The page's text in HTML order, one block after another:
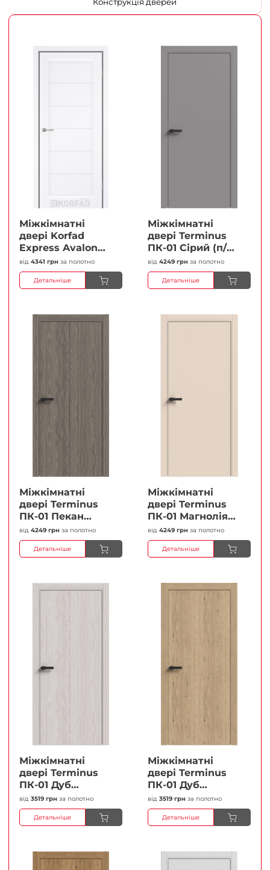
Міжкімнатні
двері Korfad
Express Avalon
Білий мат
Кристал
Антискретч
від 4341 грн за полотно
Детальніше
Міжкімнатні
двері Terminus
ПК-01 Сірий (п/п)
Глухі Плівка
від 4249 грн за полотно
Детальніше
Міжкімнатні
двері Terminus
ПК-01 Пекан
Глухі Плівка
від 4249 грн за полотно
Детальніше
Міжкімнатні
двері Terminus
ПК-01 Магнолія
Глухі Плівка
від 4249 грн за полотно
Детальніше
Міжкімнатні
двері Terminus
ПК-01 Дуб
перлиний Глухі
Плівка
від 3519 грн за полотно
Детальніше
Міжкімнатні
двері Terminus
ПК-01 Дуб
класичний Глухі
Плівка
від 3519 грн за полотно
Детальніше